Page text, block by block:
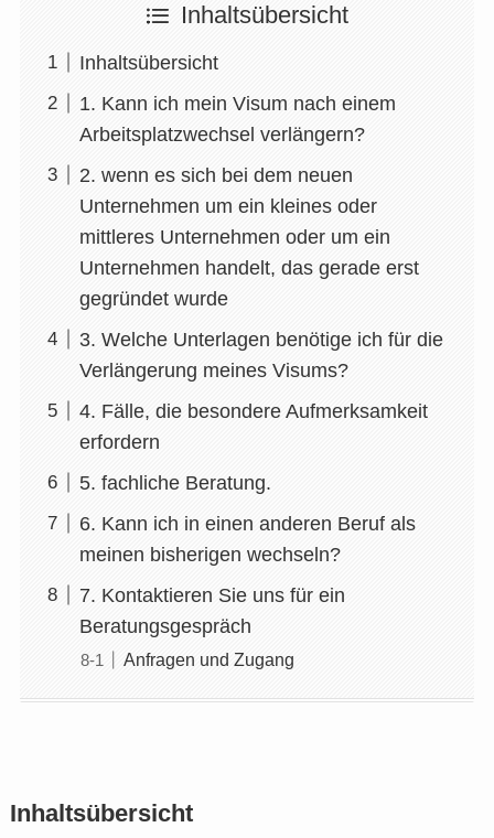
Inhaltsübersicht
Inhaltsübersicht
1. Kann ich mein Visum nach einem
Arbeitsplatzwechsel verlängern?
2. wenn es sich bei dem neuen
Unternehmen um ein kleines oder
mittleres Unternehmen oder um ein
Unternehmen handelt, das gerade erst
gegründet wurde
3. Welche Unterlagen benötige ich für die
Verlängerung meines Visums?
4. Fälle, die besondere Aufmerksamkeit
erfordern
5. fachliche Beratung.
6. Kann ich in einen anderen Beruf als
meinen bisherigen wechseln?
7. Kontaktieren Sie uns für ein
Beratungsgespräch
Anfragen und Zugang
Inhaltsübersicht